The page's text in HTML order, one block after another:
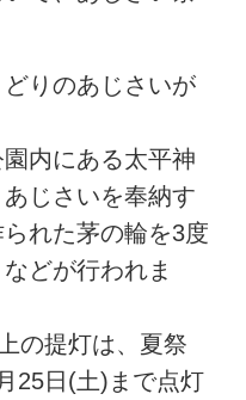
りのあじさいが
内にある太平神
じさいを奉納す
れた茅の輪を3度
どが行われま
の提灯は、夏祭
25日(土)まで点灯